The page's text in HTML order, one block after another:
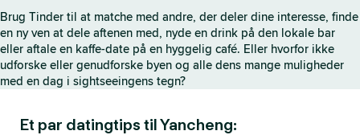
d
e
Brug Tinder til at matche med andre, der deler dine interesse, finde
en ny ven at dele aftenen med, nyde en drink på den lokale bar
eller aftale en kaffe-date på en hyggelig café. Eller hvorfor ikke
udforske eller genudforske byen og alle dens mange muligheder
med en dag i sightseeingens tegn?
Et par datingtips til Yancheng: